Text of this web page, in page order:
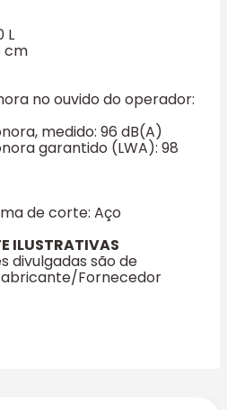
L
cm
no ouvido do operador:
medido: 96 dB(A)
garantido (LWA): 98
de corte: Aço
ILUSTRATIVAS
divulgadas são de
Fornecedor